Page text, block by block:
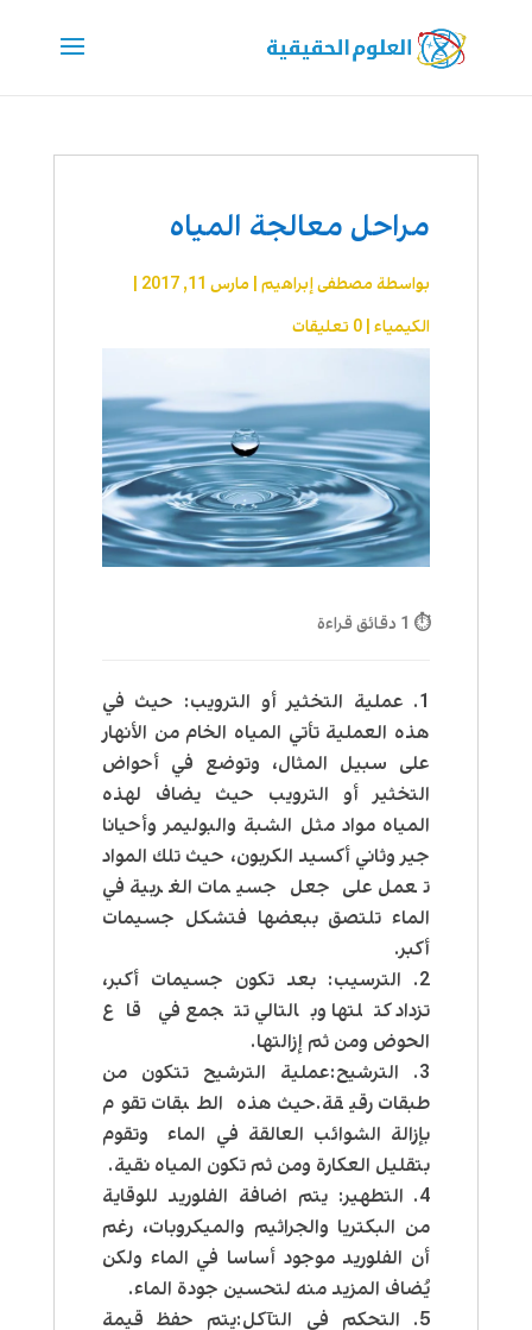
مراحل معالجة المياه
بواسطة مصطفى إبراهيم| مارس 11, 2017
الكيمياء| 0 تعليقات
⏱ 1 دقائق قراءة
عملية التخثير أو الترويب: حيث في
هذه العملية تأتي المياه الخام من الأنهار
على سبيل المثال، وتوضع في أحواض
التخثير أو الترويب حيث يضاف لهذه
المياه مواد مثل الشبة والبوليمر وأحيانا
جير وثاني أكسيد الكربون، حيث تلك المواد
تعمل على جعل جسيمات الغربية في
الماء تلتصق ببعضها فتشكل جسيمات
أكبر.
الترسيب: بعد تكون جسيمات أكبر،
تزداد كتلتها وبالتالي تتجمع في قاع
الحوض ومن ثم إزالتها.
الترشيح:عملية الترشيح تتكون من
طبقات رقيقة.حيث هذه الطبقات تقوم
بإزالة الشوائب العالقة في الماء وتقوم
بتقليل العكارة ومن ثم تكون المياه نقية.
التطهير: يتم اضافة الفلوريد للوقاية
من البكتريا والجراثيم والميكروبات، رغم
أن الفلوريد موجود أساسا في الماء ولكن
يُضاف المزيد منه لتحسين جودة الماء.
التحكم في التآكل:يتم حفظ قيمة